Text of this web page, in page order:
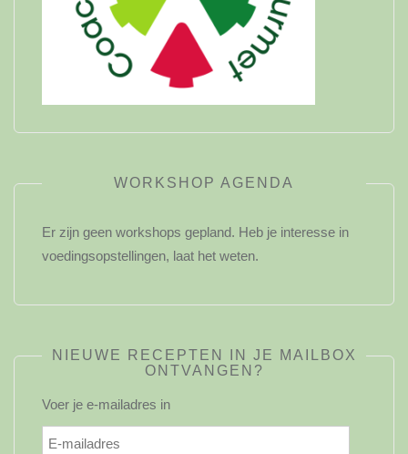
WORKSHOP AGENDA
Er zijn geen workshops gepland. Heb je interesse in
voedingsopstellingen, laat het weten.
NIEUWE RECEPTEN IN JE MAILBOX
ONTVANGEN?
Voer je e-mailadres in
E-